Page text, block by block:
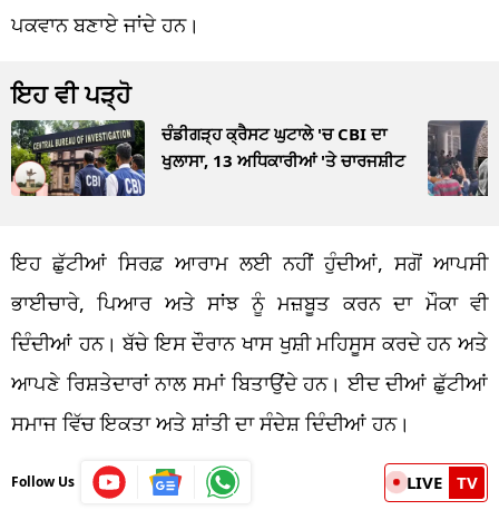
ਪਕਵਾਨ ਬਣਾਏ ਜਾਂਦੇ ਹਨ।
ਇਹ ਵੀ ਪੜ੍ਹੋ
ਚੰਡੀਗੜ੍ਹ ਕ੍ਰੈਸਟ ਘੁਟਾਲੇ 'ਚ CBI ਦਾ
ਖੁਲਾਸਾ, 13 ਅਧਿਕਾਰੀਆਂ 'ਤੇ ਚਾਰਜਸ਼ੀਟ
ਇਹ ਛੁੱਟੀਆਂ ਸਿਰਫ਼ ਆਰਾਮ ਲਈ ਨਹੀਂ ਹੁੰਦੀਆਂ, ਸਗੋਂ ਆਪਸੀ
ਭਾਈਚਾਰੇ, ਪਿਆਰ ਅਤੇ ਸਾਂਝ ਨੂੰ ਮਜ਼ਬੂਤ ਕਰਨ ਦਾ ਮੌਕਾ ਵੀ
ਦਿੰਦੀਆਂ ਹਨ। ਬੱਚੇ ਇਸ ਦੌਰਾਨ ਖਾਸ ਖੁਸ਼ੀ ਮਹਿਸੂਸ ਕਰਦੇ ਹਨ ਅਤੇ
ਆਪਣੇ ਰਿਸ਼ਤੇਦਾਰਾਂ ਨਾਲ ਸਮਾਂ ਬਿਤਾਉਂਦੇ ਹਨ। ਈਦ ਦੀਆਂ ਛੁੱਟੀਆਂ
ਸਮਾਜ ਵਿੱਚ ਇਕਤਾ ਅਤੇ ਸ਼ਾਂਤੀ ਦਾ ਸੰਦੇਸ਼ ਦਿੰਦੀਆਂ ਹਨ।
Follow Us LIVE TV